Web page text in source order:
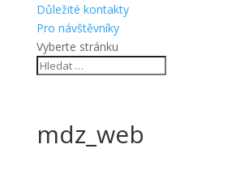
Důležité kontakty
Pro návštěvníky
Vyberte stránku
mdz_web